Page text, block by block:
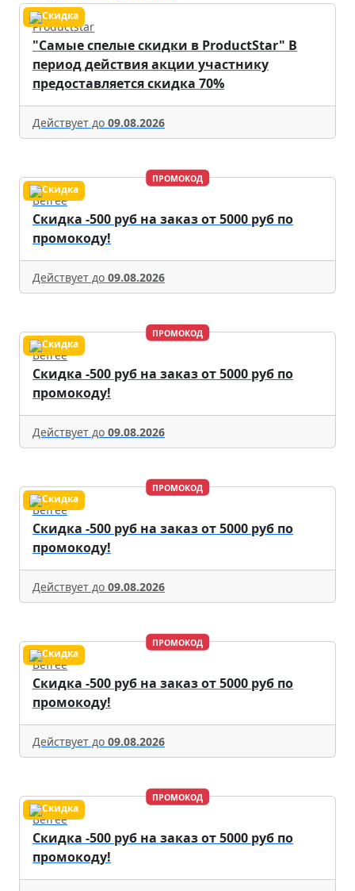
Productstar
"Самые спелые скидки в ProductStar" В
период действия акции участнику
предоставляется скидка 70%
Действует до 09.08.2026
ПРОМОКОД
Befree
Скидка -500 руб на заказ от 5000 руб по
промокоду!
Действует до 09.08.2026
ПРОМОКОД
Befree
Скидка -500 руб на заказ от 5000 руб по
промокоду!
Действует до 09.08.2026
ПРОМОКОД
Befree
Скидка -500 руб на заказ от 5000 руб по
промокоду!
Действует до 09.08.2026
ПРОМОКОД
Befree
Скидка -500 руб на заказ от 5000 руб по
промокоду!
Действует до 09.08.2026
ПРОМОКОД
Befree
Скидка -500 руб на заказ от 5000 руб по
промокоду!